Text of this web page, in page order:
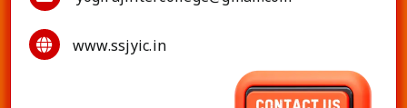
www.ssjyic.in